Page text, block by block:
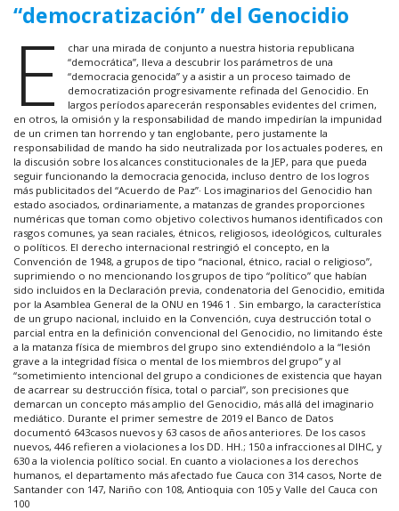
“democratización” del Genocidio
E
char una mirada de conjunto a nuestra historia republicana
“democrática”, lleva a descubrir los parámetros de una
“democracia genocida” y a asistir a un proceso taimado de
democratización progresivamente refinada del Genocidio. En
largos períodos aparecerán responsables evidentes del crimen,
en otros, la omisión y la responsabilidad de mando impedirían la impunidad
de un crimen tan horrendo y tan englobante, pero justamente la
responsabilidad de mando ha sido neutralizada por los actuales poderes, en
la discusión sobre los alcances constitucionales de la JEP, para que pueda
seguir funcionando la democracia genocida, incluso dentro de los logros
más publicitados del “Acuerdo de Paz”· Los imaginarios del Genocidio han
estado asociados, ordinariamente, a matanzas de grandes proporciones
numéricas que toman como objetivo colectivos humanos identificados con
rasgos comunes, ya sean raciales, étnicos, religiosos, ideológicos, culturales
o políticos. El derecho internacional restringió el concepto, en la
Convención de 1948, a grupos de tipo “nacional, étnico, racial o religioso”,
suprimiendo o no mencionando los grupos de tipo “político” que habían
sido incluidos en la Declaración previa, condenatoria del Genocidio, emitida
por la Asamblea General de la ONU en 1946 1 . Sin embargo, la característica
de un grupo nacional, incluido en la Convención, cuya destrucción total o
parcial entra en la definición convencional del Genocidio, no limitando éste
a la matanza física de miembros del grupo sino extendiéndolo a la “lesión
grave a la integridad física o mental de los miembros del grupo” y al
“sometimiento intencional del grupo a condiciones de existencia que hayan
de acarrear su destrucción física, total o parcial”, son precisiones que
demarcan un concepto más amplio del Genocidio, más allá del imaginario
mediático. Durante el primer semestre de 2019 el Banco de Datos
documentó 643casos nuevos y 63 casos de años anteriores. De los casos
nuevos, 446 refieren a violaciones a los DD. HH.; 150 a infracciones al DIHC, y
630 a la violencia político social. En cuanto a violaciones a los derechos
humanos, el departamento más afectado fue Cauca con 314 casos, Norte de
Santander con 147, Nariño con 108, Antioquia con 105 y Valle del Cauca con
100